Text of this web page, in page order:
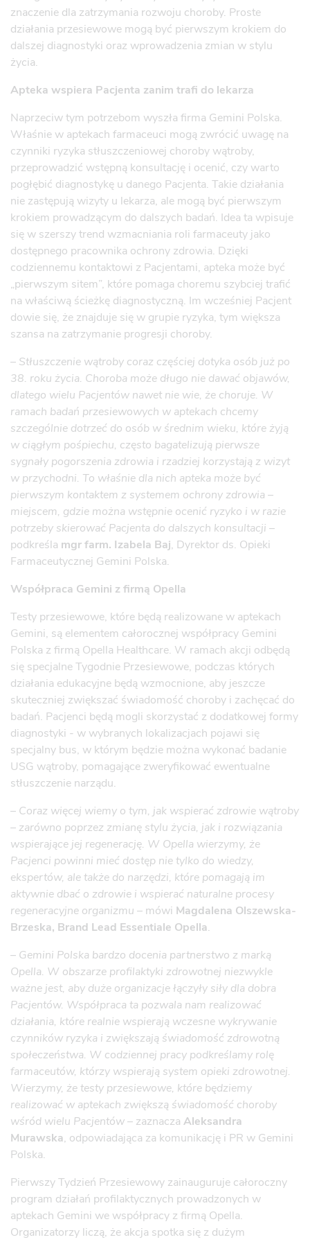
znaczenie dla zatrzymania rozwoju choroby. Proste
działania przesiewowe mogą być pierwszym krokiem do
dalszej diagnostyki oraz wprowadzenia zmian w stylu
życia.
Apteka wspiera Pacjenta zanim trafi do lekarza
Naprzeciw tym potrzebom wyszła firma Gemini Polska.
Właśnie w aptekach farmaceuci mogą zwrócić uwagę na
czynniki ryzyka stłuszczeniowej choroby wątroby,
przeprowadzić wstępną konsultację i ocenić, czy warto
pogłębić diagnostykę u danego Pacjenta. Takie działania
nie zastępują wizyty u lekarza, ale mogą być pierwszym
krokiem prowadzącym do dalszych badań. Idea ta wpisuje
się w szerszy trend wzmacniania roli farmaceuty jako
dostępnego pracownika ochrony zdrowia. Dzięki
codziennemu kontaktowi z Pacjentami, apteka może być
„pierwszym sitem”, które pomaga choremu szybciej trafić
na właściwą ścieżkę diagnostyczną. Im wcześniej Pacjent
dowie się, że znajduje się w grupie ryzyka, tym większa
szansa na zatrzymanie progresji choroby.
– Stłuszczenie wątroby coraz częściej dotyka osób już po
38. roku życia. Choroba może długo nie dawać objawów,
dlatego wielu Pacjentów nawet nie wie, że choruje. W
ramach badań przesiewowych w aptekach chcemy
szczególnie dotrzeć do osób w średnim wieku, które żyją
w ciągłym pośpiechu, często bagatelizują pierwsze
sygnały pogorszenia zdrowia i rzadziej korzystają z wizyt
w przychodni. To właśnie dla nich apteka może być
pierwszym kontaktem z systemem ochrony zdrowia –
miejscem, gdzie można wstępnie ocenić ryzyko i w razie
potrzeby skierować Pacjenta do dalszych konsultacji –
podkreśla mgr farm. Izabela Baj, Dyrektor ds. Opieki
Farmaceutycznej Gemini Polska.
Współpraca Gemini z firmą Opella
Testy przesiewowe, które będą realizowane w aptekach
Gemini, są elementem całorocznej współpracy Gemini
Polska z firmą Opella Healthcare. W ramach akcji odbędą
się specjalne Tygodnie Przesiewowe, podczas których
działania edukacyjne będą wzmocnione, aby jeszcze
skuteczniej zwiększać świadomość choroby i zachęcać do
badań. Pacjenci będą mogli skorzystać z dodatkowej formy
diagnostyki - w wybranych lokalizacjach pojawi się
specjalny bus, w którym będzie można wykonać badanie
USG wątroby, pomagające zweryfikować ewentualne
stłuszczenie narządu.
– Coraz więcej wiemy o tym, jak wspierać zdrowie wątroby
– zarówno poprzez zmianę stylu życia, jak i rozwiązania
wspierające jej regenerację. W Opella wierzymy, że
Pacjenci powinni mieć dostęp nie tylko do wiedzy,
ekspertów, ale także do narzędzi, które pomagają im
aktywnie dbać o zdrowie i wspierać naturalne procesy
regeneracyjne organizmu – mówi Magdalena Olszewska-
Brzeska, Brand Lead Essentiale Opella.
– Gemini Polska bardzo docenia partnerstwo z marką
Opella. W obszarze profilaktyki zdrowotnej niezwykle
ważne jest, aby duże organizacje łączyły siły dla dobra
Pacjentów. Współpraca ta pozwala nam realizować
działania, które realnie wspierają wczesne wykrywanie
czynników ryzyka i zwiększają świadomość zdrowotną
społeczeństwa. W codziennej pracy podkreślamy rolę
farmaceutów, którzy wspierają system opieki zdrowotnej.
Wierzymy, że testy przesiewowe, które będziemy
realizować w aptekach zwiększą świadomość choroby
wśród wielu Pacjentów– zaznacza Aleksandra
Murawska, odpowiadająca za komunikację i PR w Gemini
Polska.
Pierwszy Tydzień Przesiewowy zainauguruje całoroczny
program działań profilaktycznych prowadzonych w
aptekach Gemini we współpracy z firmą Opella.
Organizatorzy liczą, że akcja spotka się z dużym